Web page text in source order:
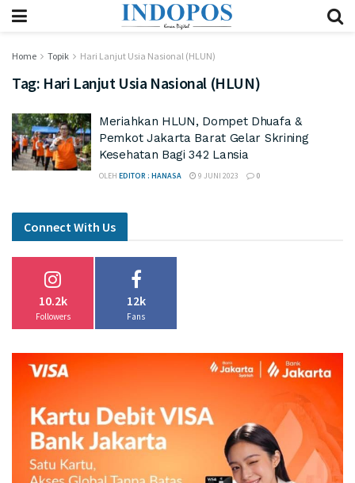
Home Topik Hari Lanjut Usia Nasional (HLUN)
Tag: Hari Lanjut Usia Nasional (HLUN)
Meriahkan HLUN, Dompet Dhuafa &
Pemkot Jakarta Barat Gelar Skrining
Kesehatan Bagi 342 Lansia
OLEH EDITOR : HANASA 9 JUNI 2023 0
Connect With Us
10.2k
Followers
12k
Fans